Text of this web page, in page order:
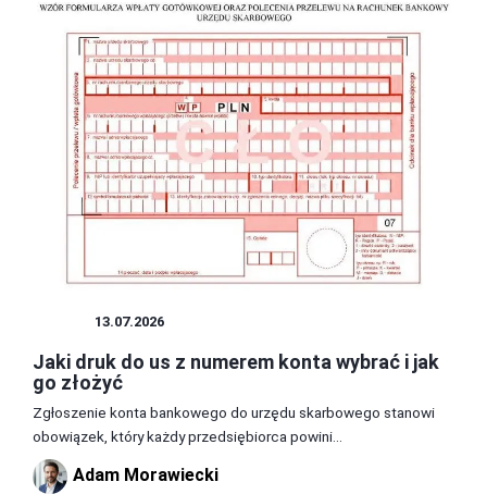
13.07.2026
Jaki druk do us z numerem konta wybrać i jak
go złożyć
Zgłoszenie konta bankowego do urzędu skarbowego stanowi
obowiązek, który każdy przedsiębiorca powini...
Adam Morawiecki